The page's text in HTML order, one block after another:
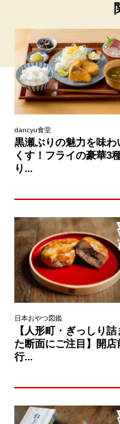
dancyu食堂
黒瀬ぶりの魅力を味わ
くす！フライの豪華3
り...
日本おやつ図鑑
【人形町・ぎっしり詰
た断面にご注目】開店
行...